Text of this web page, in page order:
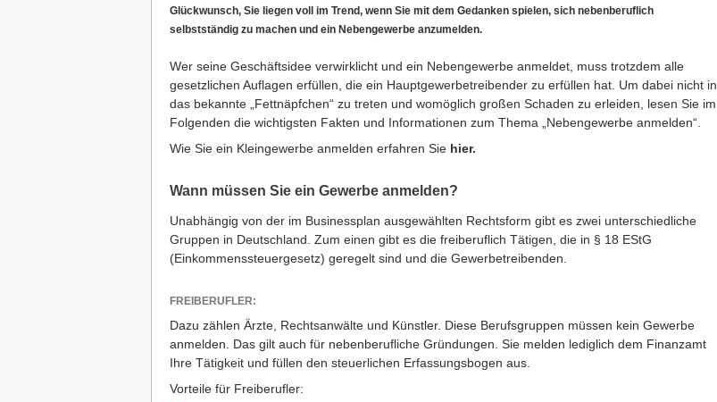
Glückwunsch, Sie liegen voll im Trend, wenn Sie mit dem Gedanken spielen, sich nebenberuflich
selbstständig zu machenund ein Nebengewerbe anzumelden.
Wer seine Geschäftsideeverwirklicht und ein Nebengewerbe anmeldet, muss trotzdem alle
gesetzlichen Auflagen erfüllen, die ein Hauptgewerbetreibender zu erfüllen hat. Um dabei nicht in
das bekannte „Fettnäpfchen“ zu treten und womöglich großen Schaden zu erleiden, lesen Sie im
Folgenden die wichtigsten Fakten und Informationen zum Thema „Nebengewerbe anmelden“.
Wie Sie ein Kleingewerbe anmelden erfahren Sie hier.
Wann müssen Sie ein Gewerbe anmelden?
Unabhängig von der im Businessplan ausgewählten Rechtsform gibt es zwei unterschiedliche
Gruppen in Deutschland. Zum einen gibt es die freiberuflich Tätigen, die in § 18 EStG
(Einkommenssteuergesetz) geregelt sind und die Gewerbetreibenden.
FREIBERUFLER:
Dazu zählen Ärzte, Rechtsanwälte und Künstler. Diese Berufsgruppen müssen kein Gewerbe
anmelden. Das gilt auch für nebenberufliche Gründungen. Sie melden lediglich dem Finanzamt
Ihre Tätigkeit und füllen den steuerlichen Erfassungsbogen aus.
Vorteile für Freiberufler: